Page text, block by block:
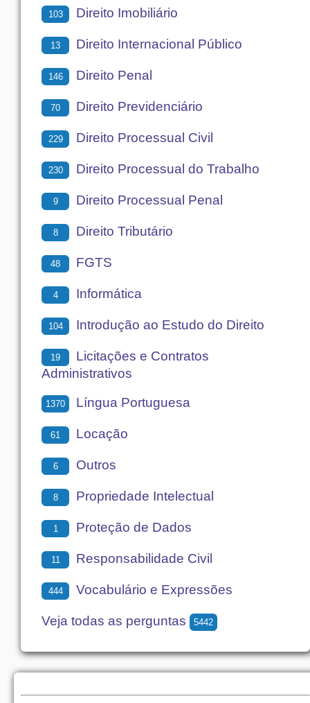
103 Direito Imobiliário
13 Direito Internacional Público
146 Direito Penal
70 Direito Previdenciário
229 Direito Processual Civil
230 Direito Processual do Trabalho
9 Direito Processual Penal
8 Direito Tributário
48 FGTS
4 Informática
104 Introdução ao Estudo do Direito
19
Licitações e Contratos
Administrativos
1370 Língua Portuguesa
61 Locação
6 Outros
8 Propriedade Intelectual
1 Proteção de Dados
11 Responsabilidade Civil
444 Vocabulário e Expressões
Veja todas as perguntas 5442